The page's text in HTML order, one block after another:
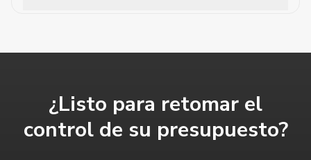
¿Listo para retomar el
control de su presupuesto?